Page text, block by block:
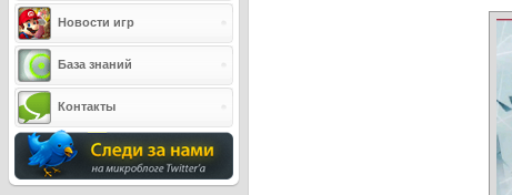
Новости игр
База знаний
Контакты